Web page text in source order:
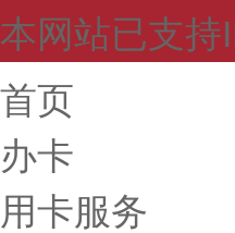
本网站已支
首页
办卡
用卡服务